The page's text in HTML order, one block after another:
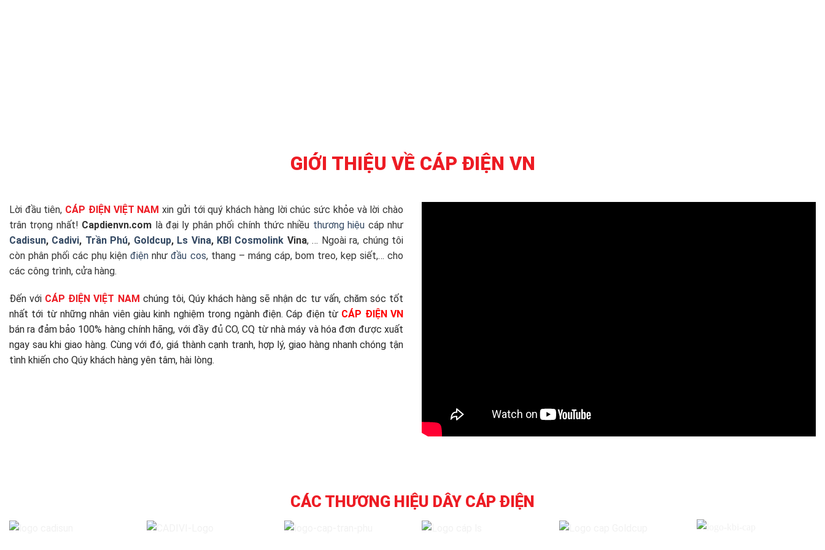
GIỚI THIỆU VỀ CÁP ĐIỆN VN
Lời đầu tiên, CÁP ĐIỆN VIỆT NAM xin gửi tới quý khách hàng lời chúc sức khỏe và lời chào
trân trọng nhất! Capdienvn.com là đại ly phân phối chính thức nhiều thương hiệu cáp như
Cadisun, Cadivi, Trần Phú, Goldcup, Ls Vina, KBI Cosmolink Vina, … Ngoài ra, chúng tôi
còn phân phối các phụ kiệnđiện nhưđầu cos, thang – máng cáp, bom treo, kẹp siết,… cho
các công trình, cửa hàng.
Đến với CÁP ĐIỆN VIỆT NAM chúng tôi, Qúy khách hàng sẽ nhận dc tư vấn, chăm sóc tốt
nhất tới từ những nhân viên giàu kinh nghiệm trong ngành điện. Cáp điện từ CÁP ĐIỆN VN
bán ra đảm bảo 100% hàng chính hãng, với đầy đủ CO, CQ từ nhà máy và hóa đơn được xuất
ngay sau khi giao hàng. Cùng với đó, giá thành cạnh tranh, hợp lý, giao hàng nhanh chóng tận
tình khiến cho Qúy khách hàng yên tâm, hài lòng.
CÁC THƯƠNG HIỆU DÂY CÁP ĐIỆN